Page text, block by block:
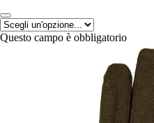
Questo campo è obbligatorio